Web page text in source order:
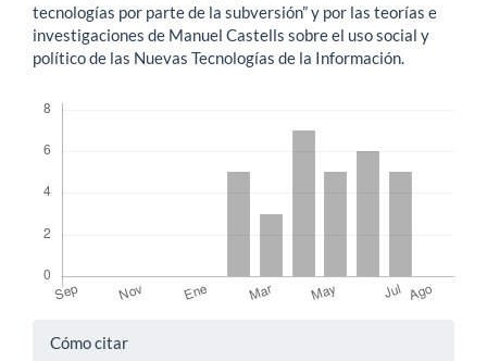
tecnologías por parte de la subversión” y por las teorías e
investigaciones de Manuel Castells sobre el uso social y
político de las Nuevas Tecnologías de la Información.
Detalles
Cómo citar